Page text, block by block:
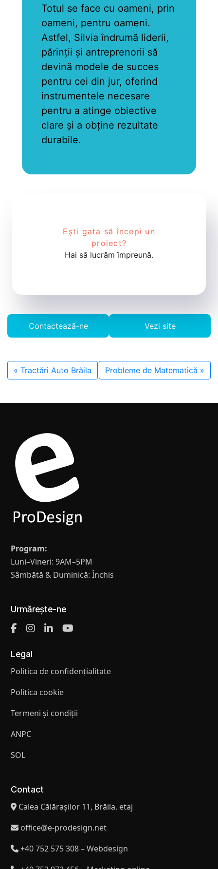
Totul se face cu oameni, prin
oameni, pentru oameni.
Astfel, Silvia îndrumă liderii,
părinții și antreprenorii să
devină modele de succes
pentru cei din jur, oferind
instrumentele necesare
pentru a atinge obiective
clare și a obține rezultate
durabile.
Ești gata să începi un
proiect?
Hai să lucrăm împreună.
Contactează-ne Vezi site
« Tractări Auto Brăila Probleme de Matematică »
Program:
Luni–Vineri: 9AM–5PM
Sâmbătă & Duminică: Închis
Urmărește-ne
Legal
Politica de confidențialitate
Politica cookie
Termeni și condiții
ANPC
SOL
Contact
Calea Călărașilor 11, Brăila, etaj
office@e-prodesign.net
+40 752 575 308 – Webdesign